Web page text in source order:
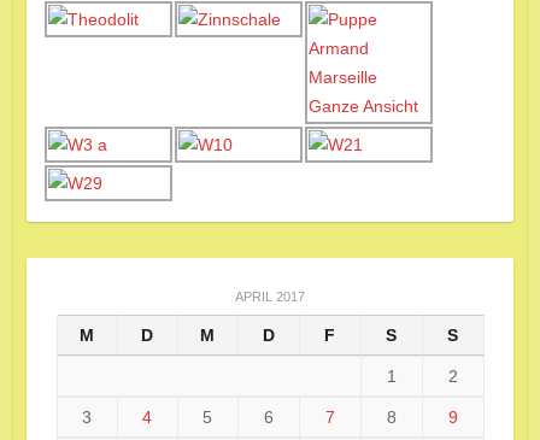
APRIL 2017
M D M D F S S
1 2
3 4 5 6 7 8 9